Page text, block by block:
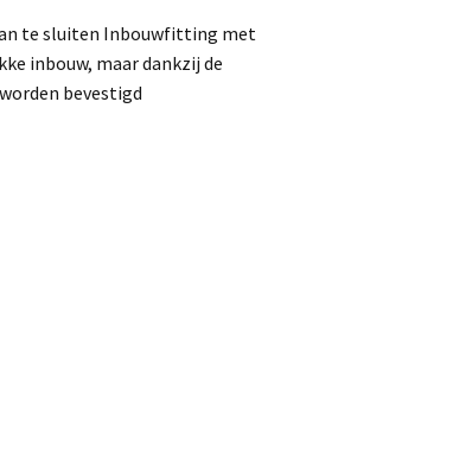
te sluiten Inbouwfitting met
inbouw, maar dankzij de
bevestigd